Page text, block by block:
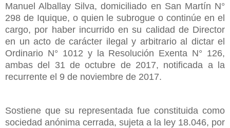
Manuel Alballay Silva, domiciliado en San Martín N°
298 de Iquique, o quien le subrogue o continúe en el
cargo, por haber incurrido en su calidad de Director
en un acto de carácter ilegal y arbitrario al dictar el
Ordinario N° 1012 y la Resolución Exenta N° 126,
ambas del 31 de octubre de 2017, notificada a la
recurrente el 9 de noviembre de 2017.
Sostiene que su representada fue constituida como
sociedad anónima cerrada, sujeta a la ley 18.046, por